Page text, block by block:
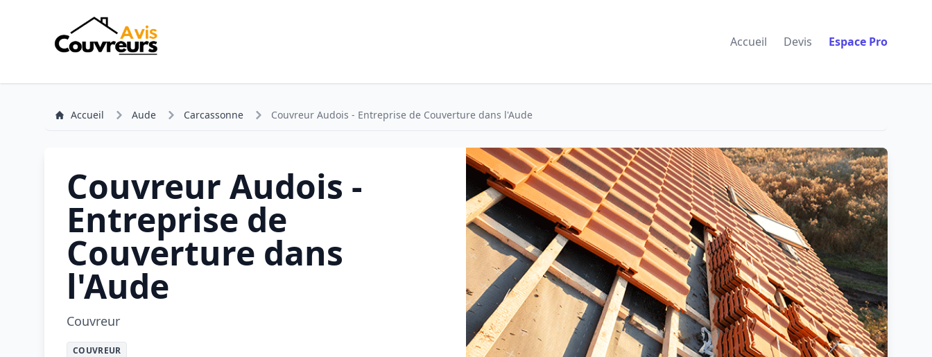
Accueil Devis Espace Pro
Accueil Aude Carcassonne Couvreur Audois - Entreprise de Couverture dans l'Aude
Couvreur Audois -
Entreprise de
Couverture dans
l'Aude
Couvreur
COUVREUR